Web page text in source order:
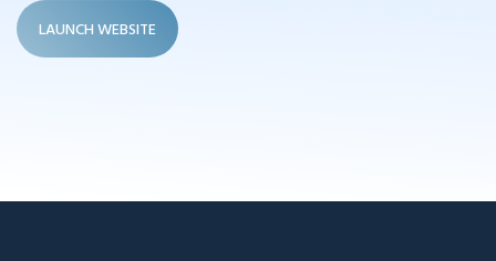
LAUNCH WEBSITE